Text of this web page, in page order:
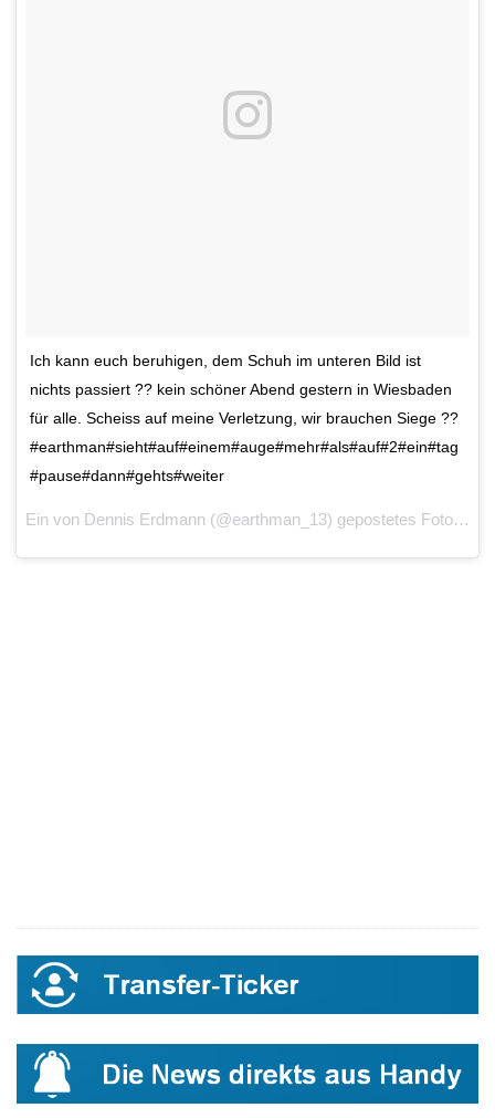
Ich kann euch beruhigen, dem Schuh im unteren Bild ist
nichts passiert ?? kein schöner Abend gestern in Wiesbaden
für alle. Scheiss auf meine Verletzung, wir brauchen Siege ??
#earthman#sieht#auf#einem#auge#mehr#als#auf#2#ein#tag
#pause#dann#gehts#weiter
Ein von Dennis Erdmann (@earthman_13) gepostetes Foto am